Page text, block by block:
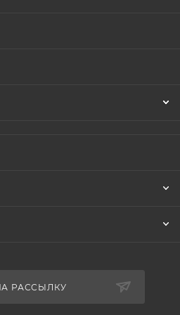
до 40 км. в режиме
увеличивает
в дождливую погоду,
РАССЫЛКУ